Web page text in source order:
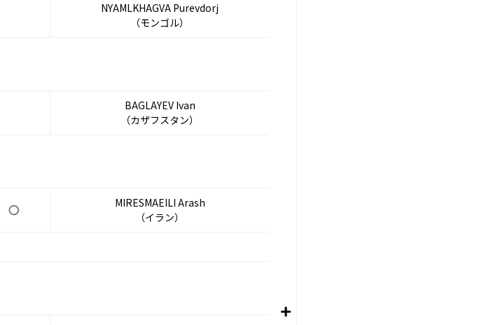
NYAMLKHAGVA Purevdorj
（モンゴル）
BAGLAYEV Ivan
（カザフスタン）
MIRESMAEILI Arash
（イラン）